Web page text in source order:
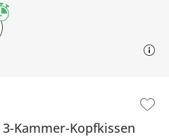
3-Kammer-Kopfkissen